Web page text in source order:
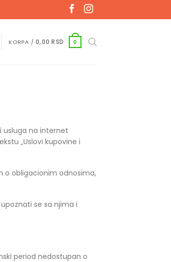
KORPA / 0,00 RSD 0
usluga na internet
„Uslovi kupovine i
o obligacionim odnosima,
se sa njima i
period nedostupan o